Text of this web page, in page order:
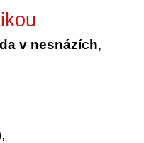
v nesnázích,